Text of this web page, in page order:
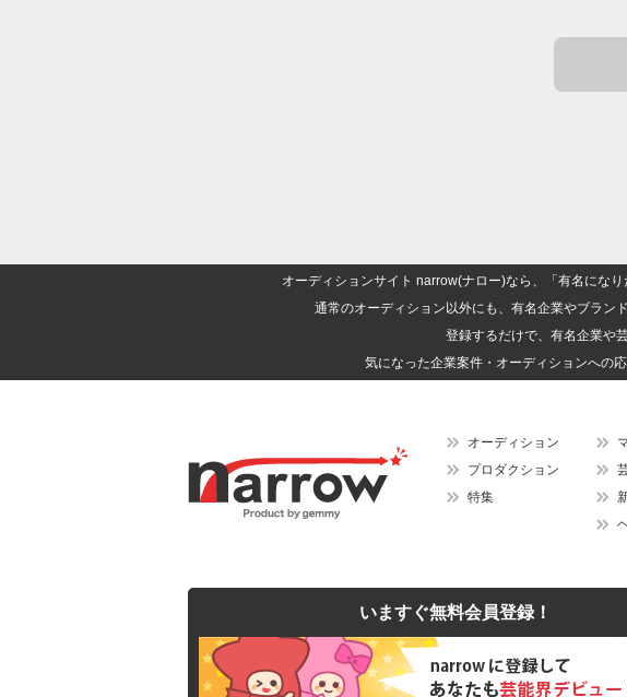
オーディションサイト narrow(ナロー)なら、「有名にな
通常のオーディション以外にも、有名企業やブラン
登録するだけで、有名企業や
気になった企業案件・オーディションへの
オーディション
プロダクション
特集
いますぐ無料会員登録！